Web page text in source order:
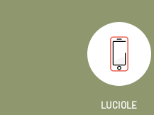
LUCIOLE